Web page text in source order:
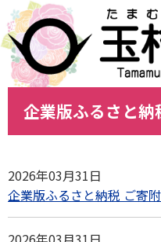
企業版ふるさと納
2026年03月31日
企業版ふるさと納税 ご寄